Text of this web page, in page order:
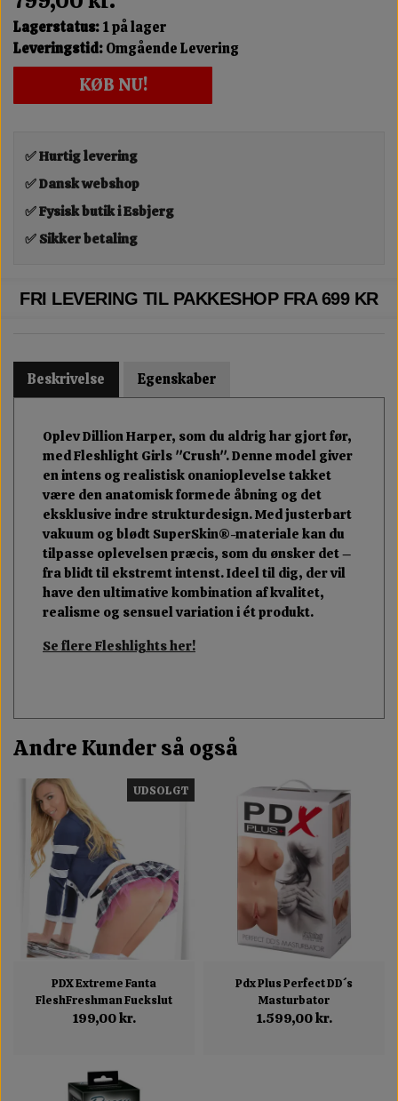
Lagerstatus:1 på lager
Leveringstid:Omgående Levering
KØB NU!
✅ Hurtig levering
✅ Dansk webshop
✅ Fysisk butik i Esbjerg
✅ Sikker betaling
FRI LEVERING TIL PAKKESHOP FRA 699 KR
Beskrivelse Egenskaber
Oplev Dillion Harper, som du aldrig har gjort før,
med Fleshlight Girls "Crush". Denne model giver
en intens og realistisk onanioplevelse takket
være den anatomisk formede åbning og det
eksklusive indre strukturdesign. Med justerbart
vakuum og blødt SuperSkin®-materiale kan du
tilpasse oplevelsen præcis, som du ønsker det –
fra blidt til ekstremt intenst. Ideel til dig, der vil
have den ultimative kombination af kvalitet,
realisme og sensuel variation i ét produkt.
Se flere Fleshlights her!
Andre Kunder så også
UDSOLGT
PDX Extreme Fanta
FleshFreshman Fuckslut
199,00 kr.
Pdx Plus Perfect DD´s
Masturbator
1.599,00 kr.